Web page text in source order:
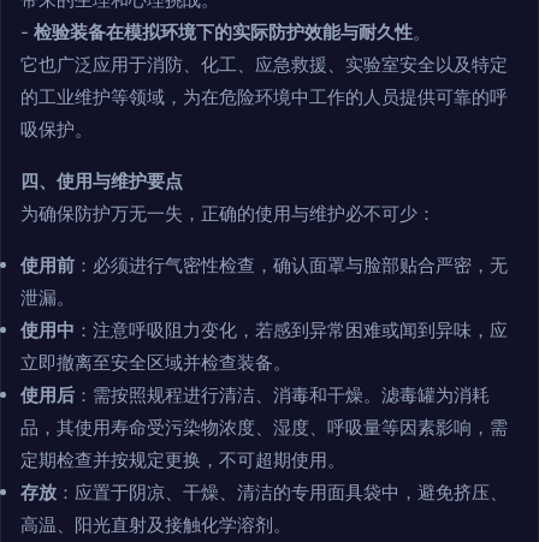
- 检验装备在模拟环境下的实际防护效能与耐久性。
它也广泛应用于消防、化工、应急救援、实验室安全以及特定
的工业维护等领域，为在危险环境中工作的人员提供可靠的呼
吸保护。
四、使用与维护要点
为确保防护万无一失，正确的使用与维护必不可少：
使用前 ：必须进行气密性检查，确认面罩与脸部贴合严密，无
泄漏。
使用中 ：注意呼吸阻力变化，若感到异常困难或闻到异味，应
立即撤离至安全区域并检查装备。
使用后 ：需按照规程进行清洁、消毒和干燥。滤毒罐为消耗
品，其使用寿命受污染物浓度、湿度、呼吸量等因素影响，需
定期检查并按规定更换，不可超期使用。
存放 ：应置于阴凉、干燥、清洁的专用面具袋中，避免挤压、
高温、阳光直射及接触化学溶剂。